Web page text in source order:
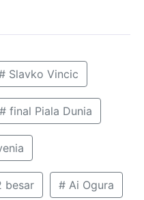
Slavko Vincic
# final Piala Dunia
besar # Ai Ogura